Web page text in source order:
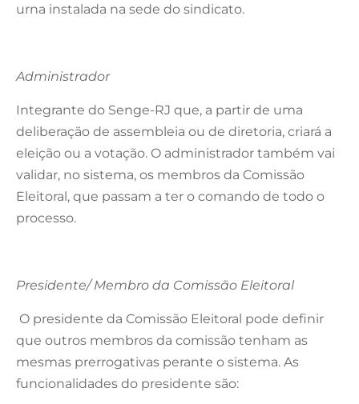
urna instalada na sede do sindicato.
Administrador
Integrante do Senge-RJ que, a partir de uma
deliberação de assembleia ou de diretoria, criará a
eleição ou a votação. O administrador também vai
validar, no sistema, os membros da Comissão
Eleitoral, que passam a ter o comando de todo o
processo.
Presidente/ Membro da Comissão Eleitoral
O presidente da Comissão Eleitoral pode definir
que outros membros da comissão tenham as
mesmas prerrogativas perante o sistema. As
funcionalidades do presidente são: